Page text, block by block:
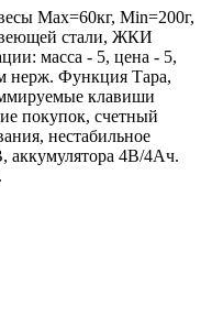
Мах=60кг, Min=200г,
стали, ЖКИ
масса - 5, цена - 5,
нерж. Функция Тара,
клавиши
покупок, счетный
нестабильное
аккумулятора 4В/4Ач.